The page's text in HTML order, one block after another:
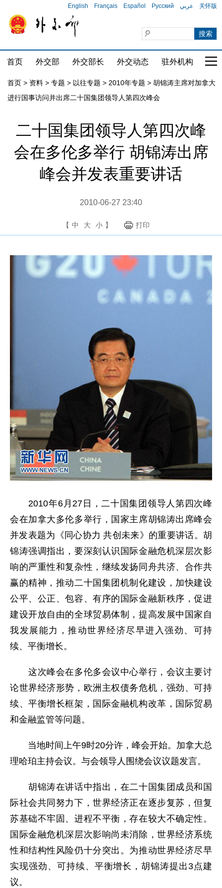
English Français Español Русский عربي 关怀版
首页 外交部 外交部长 外交动态 驻外机构 国
首页 > 资料 > 专题 > 以往专题 > 2010年专题 > 胡锦涛主席对加拿大
进行国事访问并出席二十国集团领导人第四次峰会
二十国集团领导人第四次峰
会在多伦多举行 胡锦涛出席
峰会并发表重要讲话
2010-06-27 23:40
【 中 大 小 】 打印
2010年6月27日，二十国集团领导人第四次峰
会在加拿大多伦多举行，国家主席胡锦涛出席峰会
并发表题为《同心协力 共创未来》的重要讲话。胡
锦涛强调指出，要深刻认识国际金融危机深层次影
响的严重性和复杂性，继续发扬同舟共济、合作共
赢的精神，推动二十国集团机制化建设，加快建设
公平、公正、包容、有序的国际金融新秩序，促进
建设开放自由的全球贸易体制，提高发展中国家自
我发展能力，推动世界经济尽早进入强劲、可持
续、平衡增长。
这次峰会在多伦多会议中心举行，会议主要讨
论世界经济形势，欧洲主权债务危机，强劲、可持
续、平衡增长框架，国际金融机构改革，国际贸易
和金融监管等问题。
当地时间上午9时20分许，峰会开始。加拿大总
理哈珀主持会议。与会领导人围绕会议议题发言。
胡锦涛在讲话中指出，在二十国集团成员和国
际社会共同努力下，世界经济正在逐步复苏，但复
苏基础不牢固、进程不平衡，存在较大不确定性。
国际金融危机深层次影响尚未消除，世界经济系统
性和结构性风险仍十分突出。为推动世界经济尽早
实现强劲、可持续、平衡增长，胡锦涛提出3点建
议。